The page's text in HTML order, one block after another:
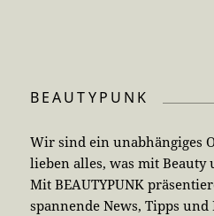
BEAUTYPUNK
Wir sind ein unabhängiges
lieben alles, was mit
Mit BEAUTYPUNK
spannende News, Tipps